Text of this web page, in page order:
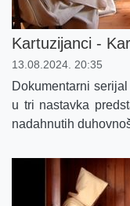
Kartuzijanci -
13.08.2024. 20:35
Dokumentarni
u tri nastavka
nadahnutih